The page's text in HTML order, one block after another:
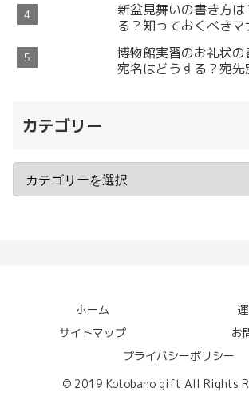
新盆見舞いの書き方
る？知っておくべきマ
博物館実習のお礼状
宛名はどうする？宛先
カテゴリー
ホーム
サイトマップ
お
プライバシーポリシー
© 2019 Kotobano gift All Rights